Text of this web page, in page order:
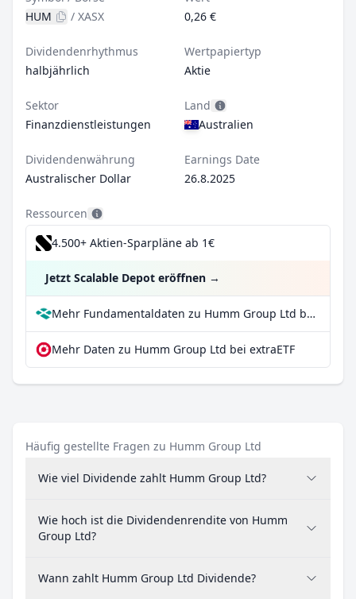
HUM
/ XASX
0,26 €
Dividendenrhythmus
halbjährlich
Wertpapiertyp
Aktie
Sektor
Finanzdienstleistungen
Land
Australien
Dividendenwährung
Australischer Dollar
Earnings Date
26.8.2025
Ressourcen
4.500+ Aktien-Sparpläne ab 1€
Jetzt Scalable Depot eröffnen →
Mehr Fundamentaldaten zu Humm Group Ltd bei Parqet
Mehr Daten zu Humm Group Ltd bei extraETF
Häufig gestellte Fragen zu Humm Group Ltd
Wie viel Dividende zahlt Humm Group Ltd?
Wie hoch ist die Dividendenrendite von Humm
Group Ltd?
Wann zahlt Humm Group Ltd Dividende?